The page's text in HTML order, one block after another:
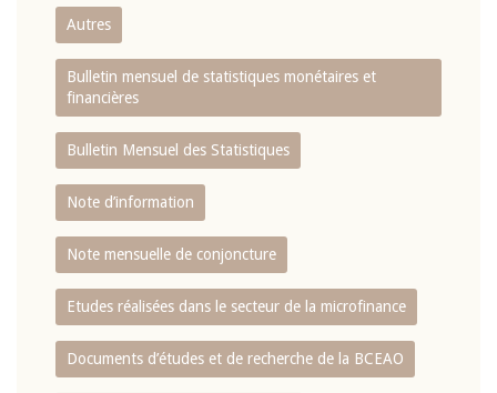
Autres
Bulletin mensuel de statistiques monétaires et
financières
Bulletin Mensuel des Statistiques
Note d’information
Note mensuelle de conjoncture
Etudes réalisées dans le secteur de la microfinance
Documents d’études et de recherche de la BCEAO